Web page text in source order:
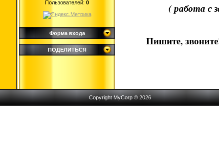
Пользователей: 0
Форма входа
ПОДЕЛИТЬСЯ
( работа с
Пишите,
Copyright MyCorp © 2026